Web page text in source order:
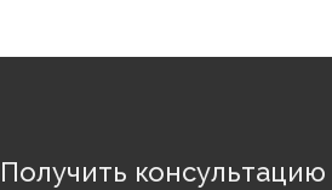
Получить консультацию